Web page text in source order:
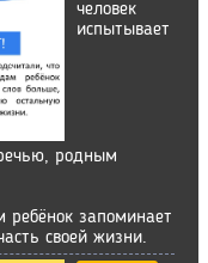
человек
испытывает
родным
ребёнок запоминает
своей жизни.